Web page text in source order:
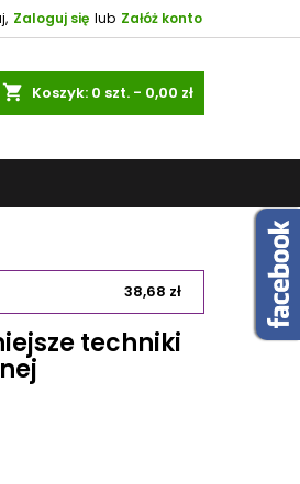
Zaloguj się lub Załóż konto
shopping_cart Koszyk: 0 szt. - 0,00 zł
38,68 zł
techniki